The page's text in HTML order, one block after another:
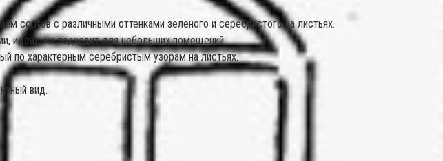
сортов с различными оттенками зеленого и серебристого на листьях.
идеально подходит для небольших помещений.
по характерным серебристым узорам на листьях.
вид.